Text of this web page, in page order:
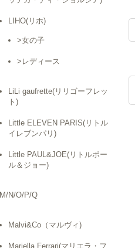
LIHO(リホ)
>女の子
>レディース
LiLi gaufrette(リリゴーフレッ
ト)
Little ELEVEN PARIS(リトル
イレブンパリ)
Little PAUL&JOE(リトルポー
ル＆ジョー)
M/N/O/P/Q
Malvi&Co（マルヴィ)
Mariella Ferrari(マリエラ・フ